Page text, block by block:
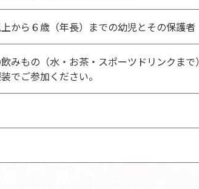
から６歳（年長）までの幼児とその保護者
みもの（水・お茶・スポーツドリンクまで）
でご参加ください。